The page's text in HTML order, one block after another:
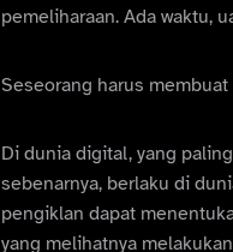
pemeliharaan. Ada waktu,
Seseorang harus
Di dunia digital, yang
sebenarnya, berlaku di
pengiklan dapat
yang melihatnya